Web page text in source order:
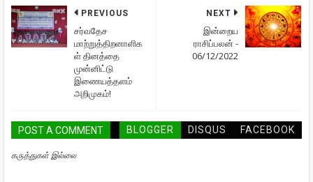
NEXT
இன்றைய
ராசிப்பலன் -
06/12/2022
PREVIOUS
சர்வதேச
மாற்றுத்திறனாளிக
ள் தினத்தை
முன்னிட்டு
இணையத்தளம்
அறிமுகம்!
POST A COMMENT BLOGGER DISQUS FACEBOOK
கருத்துகள் இல்லை